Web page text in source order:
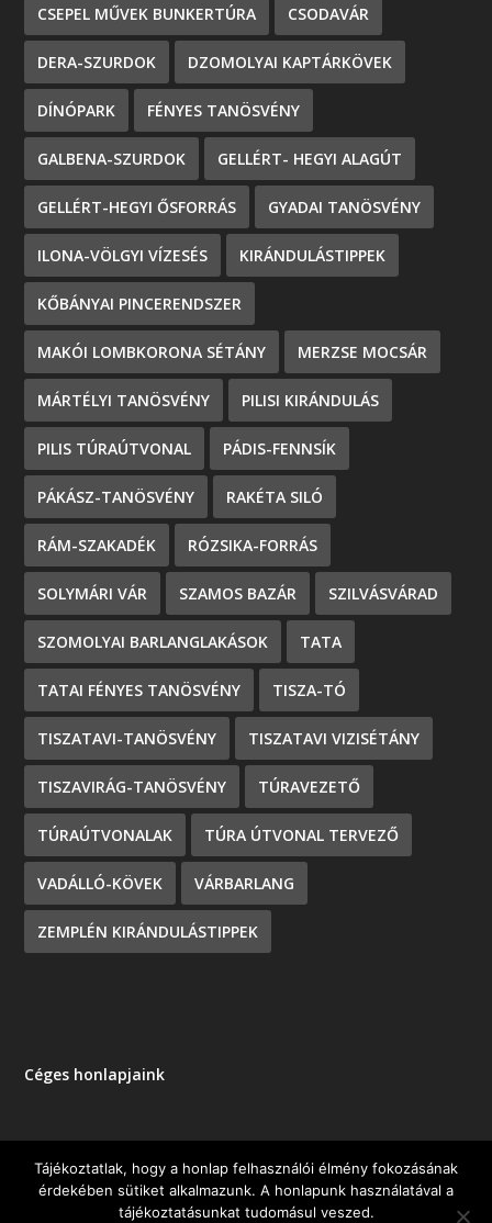
CSEPEL MŰVEK BUNKERTÚRA CSODAVÁR
DERA-SZURDOK DZOMOLYAI KAPTÁRKÖVEK
DÍNÓPARK FÉNYES TANÖSVÉNY
GALBENA-SZURDOK GELLÉRT- HEGYI ALAGÚT
GELLÉRT-HEGYI ŐSFORRÁS GYADAI TANÖSVÉNY
ILONA-VÖLGYI VÍZESÉS KIRÁNDULÁSTIPPEK
KŐBÁNYAI PINCERENDSZER
MAKÓI LOMBKORONA SÉTÁNY MERZSE MOCSÁR
MÁRTÉLYI TANÖSVÉNY PILISI KIRÁNDULÁS
PILIS TÚRAÚTVONAL PÁDIS-FENNSÍK
PÁKÁSZ-TANÖSVÉNY RAKÉTA SILÓ
RÁM-SZAKADÉK RÓZSIKA-FORRÁS
SOLYMÁRI VÁR SZAMOS BAZÁR SZILVÁSVÁRAD
SZOMOLYAI BARLANGLAKÁSOK TATA
TATAI FÉNYES TANÖSVÉNY TISZA-TÓ
TISZATAVI-TANÖSVÉNY TISZATAVI VIZISÉTÁNY
TISZAVIRÁG-TANÖSVÉNY TÚRAVEZETŐ
TÚRAÚTVONALAK TÚRA ÚTVONAL TERVEZŐ
VADÁLLÓ-KÖVEK VÁRBARLANG
ZEMPLÉN KIRÁNDULÁSTIPPEK
Céges honlapjaink
Tervezte:Elegant Themes| Üzemeltető:WordPress
Tájékoztatlak, hogy a honlap felhasználói élmény fokozásának
érdekében sütiket alkalmazunk. A honlapunk használatával a
tájékoztatásunkat tudomásul veszed.